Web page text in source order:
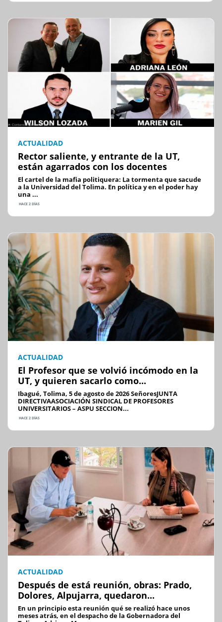
ACTUALIDAD
Rector saliente, y entrante de la UT,
están agarrados con los docentes
El cartel de la mafia politiquera: La tormenta que sacude
a la Universidad del Tolima. En política y en el poder hay
una ...
HACE 2 DÍAS
ACTUALIDAD
El Profesor que se volvió incómodo en la
UT, y quieren sacarlo como...
Ibagué, Tolima, 5 de agosto de 2026 SeñoresJUNTA
DIRECTIVAASOCIACIÓN SINDICAL DE PROFESORES
UNIVERSITARIOS – ASPU SECCION...
HACE 2 DÍAS
ACTUALIDAD
Después de está reunión, obras: Prado,
Dolores, Alpujarra, quedaron...
En un principio esta reunión qué se realizó hace unos
meses atrás, en el despacho de la Gobernadora del